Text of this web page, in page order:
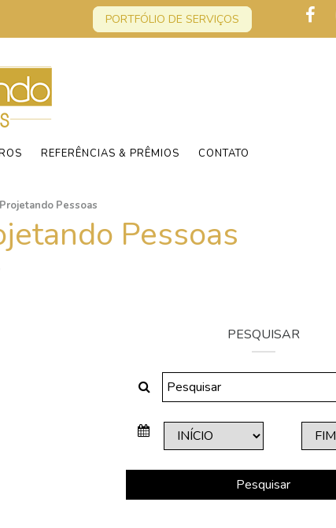
PORTFÓLIO DE SERVIÇOS
REFERÊNCIAS & PRÊMIOS CONTATO
Pessoas
Pessoas
PESQUISAR
Pesquisar